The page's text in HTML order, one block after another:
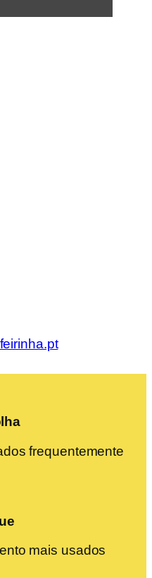
frequentemente
mais usados